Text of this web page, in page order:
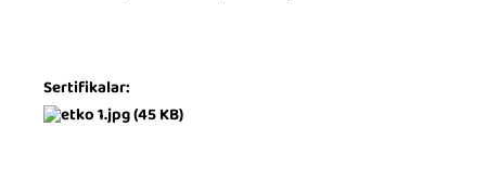
Sertifikalar: